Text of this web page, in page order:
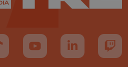
sur Instagram
nous sur TikTok
Suivez-nous sur YouTube
Suivez-nous